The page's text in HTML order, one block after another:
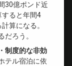
30億ポンド近
すると年間4
算になる。
だろう。
制度的な非効
テル宿泊に依